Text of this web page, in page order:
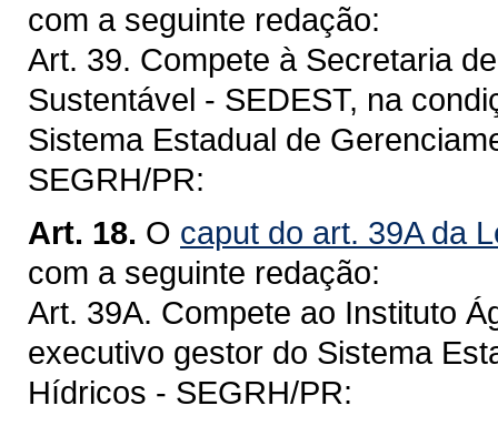
com a seguinte redação:
Art. 39. Compete à Secretaria
Sustentável - SEDEST, na
Sistema Estadual de
SEGRH/PR:
Art. 18. O caput do art. 39A da
com a seguinte redação:
Art. 39A. Compete ao Instituto
executivo gestor do Sistema
Hídricos - SEGRH/PR: